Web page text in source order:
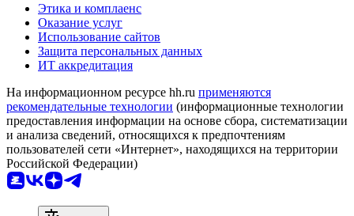
Этика и комплаенс
Оказание услуг
Использование сайтов
Защита персональных данных
ИТ аккредитация
На информационном ресурсе hh.ru применяются
рекомендательные технологии (информационные технологии
предоставления информации на основе сбора, систематизации
и анализа сведений, относящихся к предпочтениям
пользователей сети «Интернет», находящихся на территории
Российской Федерации)